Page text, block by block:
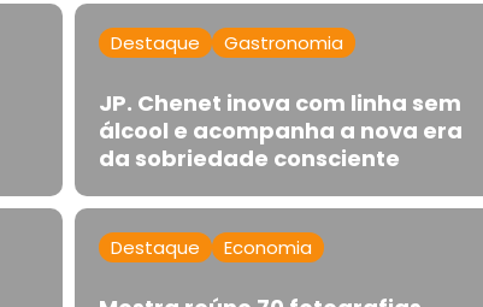
Destaque Gastronomia
JP. Chenet inova com linha sem
álcool e acompanha a nova era
da sobriedade consciente
Destaque Economia